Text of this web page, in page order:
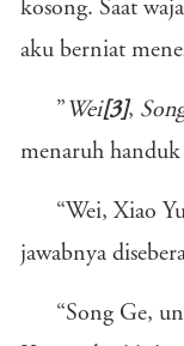
kosong. Saat
aku berniat
” Wei[3],
menaruh
“Wei, Xiao
jawabnya
“Song Ge,